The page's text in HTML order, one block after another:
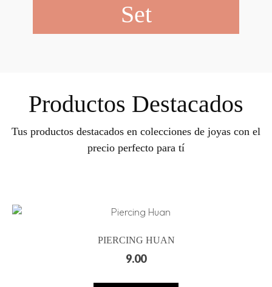
Set
Productos Destacados
Tus productos destacados en colecciones de joyas con el
precio perfecto para tí
PIERCING HUAN
9.00